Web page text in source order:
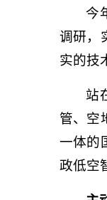
今
调研，
实的技
站
管、空
一体的
政低空